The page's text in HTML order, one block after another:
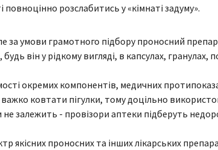
розслабитись у «кімнаті задуму».
за умови грамотного підбору проносний
він у рідкому вигляді, в капсулах, гранулах,
окремих компонентів, медичних
ковтати пігулки, тому доцільно
не залежить - провізори аптеки підберуть
якісних проносних та інших лікарських